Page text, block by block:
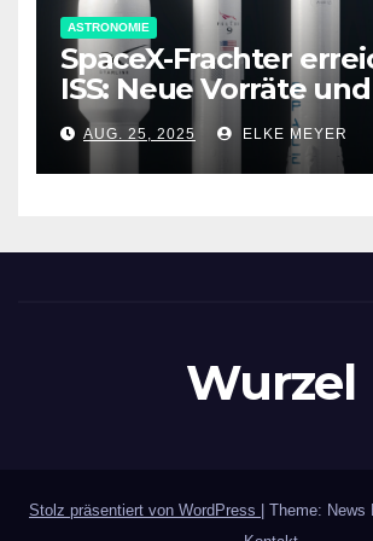
ASTRONOMIE
SpaceX-Frachter
ISS: Neue Vorräte
spezielles
Bord
AUG. 25, 2025 ELKE MEYER
Wurzel
Stolz präsentiert von WordPress Theme: News